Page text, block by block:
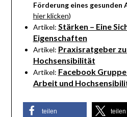
Förderung eines gesunden
hier klicken)
Artikel: Stärken – Eine
Eigenschaften
Artikel: Praxisratgeber
Hochsensibilität
Artikel: Facebook
Arbeit und
teilen teilen